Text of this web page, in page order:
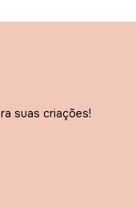
suas criações!